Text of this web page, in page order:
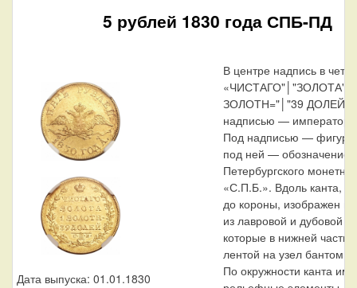
5 рублей 1830 года СПБ-ПД
Дата выпуска: 01.01.1830
В центре надпись в
ЗОЛОТН="│"39 ДОЛЕЙ».
надписью —
Под надписью —
под ней — обозначение
Петербургского
«С.П.Б.». Вдоль канта,
до короны, изображен
из лавровой и дубовой
которые в нижней части
лентой на узел бантом.
По окружности канта